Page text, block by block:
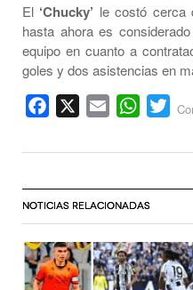
El ‘Chucky’ le costó cerca
hasta ahora es
equipo en cuanto a
goles y dos asistencias en
Facebook Email WhatsApp
NOTICIAS RELACIONADAS